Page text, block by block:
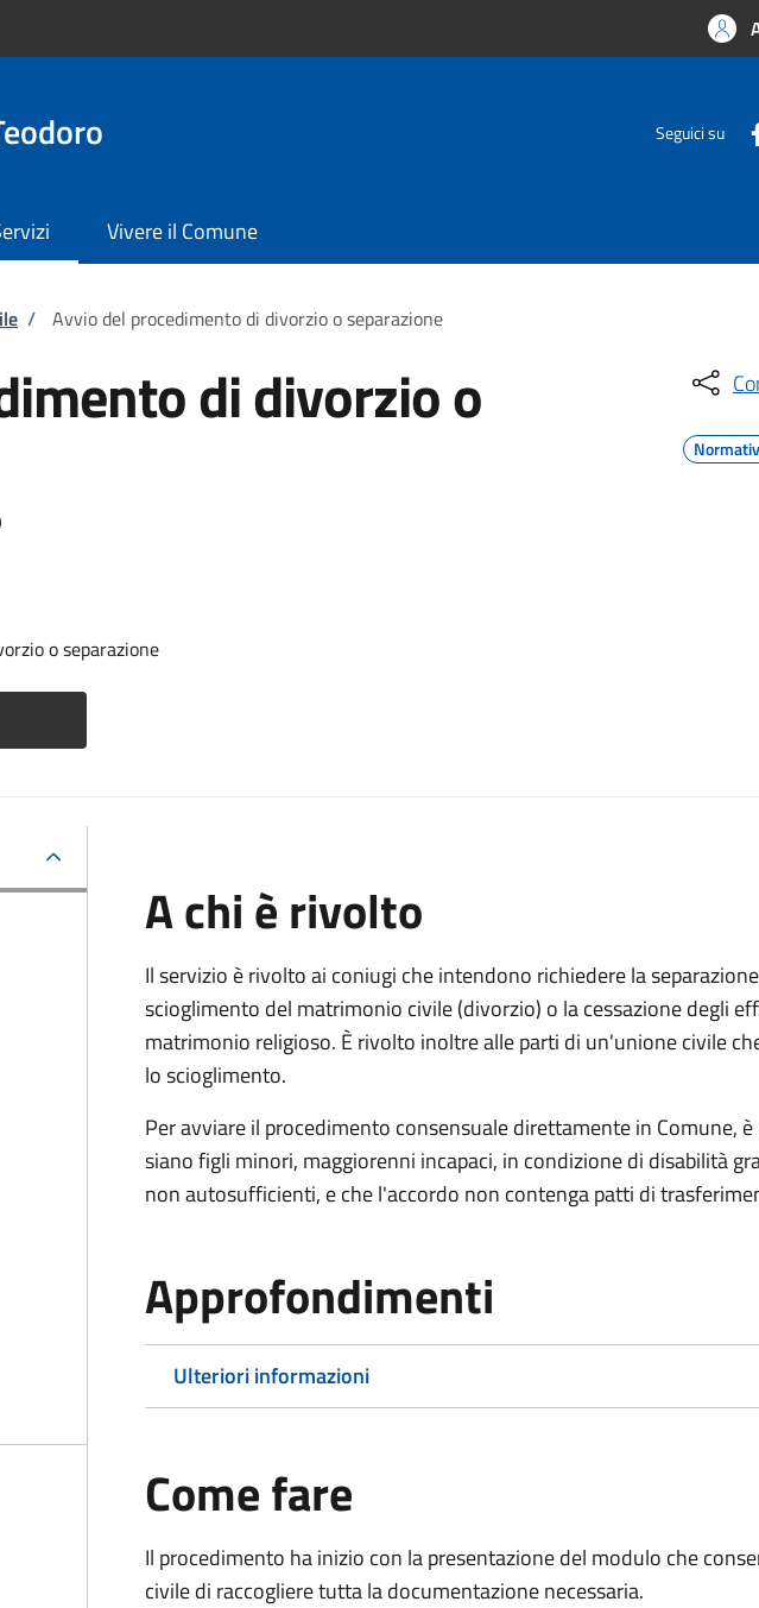
Seguici su
Vivere il Comune
/ Avvio del procedimento di divorzio o separazione
di divorzio o
o separazione
A chi è rivolto
Il servizio è rivolto ai coniugi che intendono richiedere la
scioglimento del matrimonio civile (divorzio) o la cessazione degli
matrimonio religioso. È rivolto inoltre alle parti di un'unione civile
lo scioglimento.
Per avviare il procedimento consensuale direttamente in Comune,
siano figli minori, maggiorenni incapaci, in condizione di disabilità
non autosufficienti, e che l'accordo non contenga patti di
Approfondimenti
Ulteriori informazioni
Come fare
Il procedimento ha inizio con la presentazione del modulo che
civile di raccogliere tutta la documentazione necessaria.